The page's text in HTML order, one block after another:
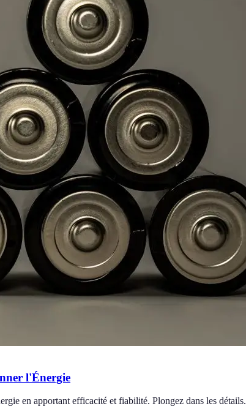
l'Énergie
en apportant efficacité et fiabilité. Plongez dans les détails.